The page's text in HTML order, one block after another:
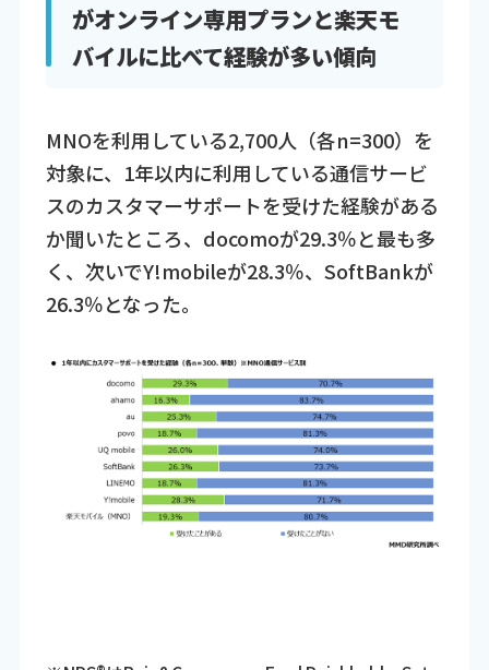
がオンライン専用プランと楽天モ
バイルに比べて経験が多い傾向
MNOを利用している2,700人（各n=300）を
対象に、1年以内に利用している通信サービ
スのカスタマーサポートを受けた経験がある
か聞いたところ、docomoが29.3％と最も多
く、次いでY!mobileが28.3％、SoftBankが
26.3％となった。